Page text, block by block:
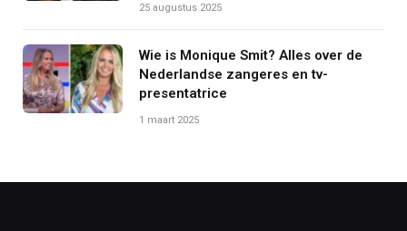
25 augustus 2025
Wie is Monique Smit? Alles over de
Nederlandse zangeres en tv-
presentatrice
1 maart 2025